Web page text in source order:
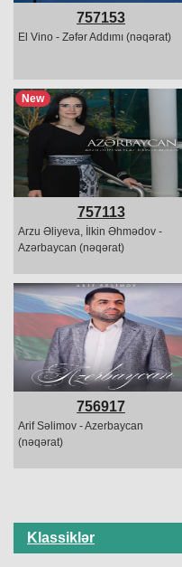
757153
El Vino - Zəfər Addımı (nəqərat)
New
757113
Arzu Əliyeva, İlkin Əhmədov -
Azərbaycan (nəqərat)
756917
Arif Səlimov - Azerbaycan
(nəqərat)
Klassiklər